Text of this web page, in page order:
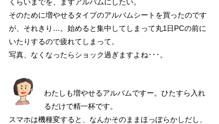
そのために増やせるタイプのアルバムシートを買ったのです
が、それきり…。始めると集中してしまって丸1日PCの前に
いたりするので疲れてしまって。
写真、なくなったらショック過ぎますよね･･･。
わたしも増やせるアルバムですー。ひたすら入れ
るだけで精一杯です。
スマホは機種変すると、なんかそのままほっぽらかしだし、